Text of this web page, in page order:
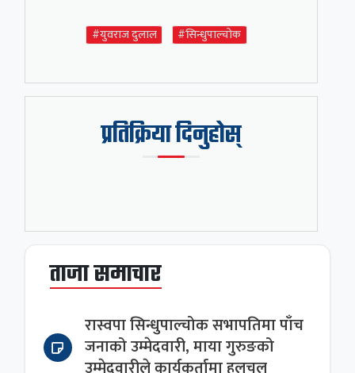
#युवराज दुलाल #सिन्धुपाल्चोक
प्रतिक्रिया दिनुहोस्
ताजा समाचार
रास्वपा सिन्धुपाल्चोक सभापतिमा पाँच
जनाको उम्मेदवारी, माया गुरुङको